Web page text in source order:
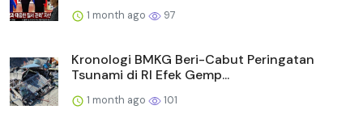
1 month ago 97
Kronologi BMKG Beri-Cabut Peringatan
Tsunami di RI Efek Gemp...
1 month ago 101